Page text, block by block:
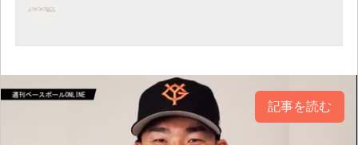
記事を読む